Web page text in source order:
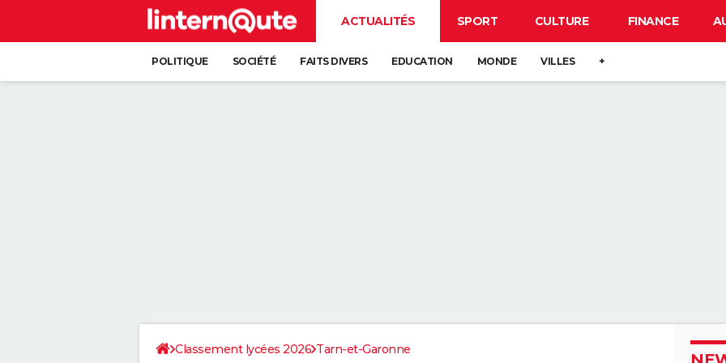
ACTUALITÉS SPORT CULTURE FINANCE
POLITIQUE SOCIÉTÉ FAITS DIVERS EDUCATION MONDE VILLES +
Classement lycées 2026 Tarn-et-Garonne